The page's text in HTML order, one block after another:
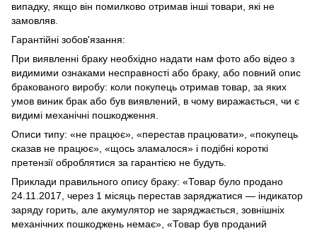
випадку, якщо він помилково отримав інші товари, які не
замовляв.
Гарантійні зобов'язання:
При виявленні браку необхідно надати нам фото або відео з
видимими ознаками несправності або браку, або повний опис
бракованого виробу: коли покупець отримав товар, за яких
умов виник брак або був виявлений, в чому виражається, чи є
видимі механічні пошкодження.
Описи типу: «не працює», «перестав працювати», «покупець
сказав не працює», «щось зламалося» і подібні короткі
претензії оброблятися за гарантією не будуть.
Приклади правильного опису браку: «Товар було продано
24.11.2017, через 1 місяць перестав заряджатися — індикатор
заряду горить, але акумулятор не заряджається, зовнішніх
механічних пошкоджень немає», «Товар був проданий